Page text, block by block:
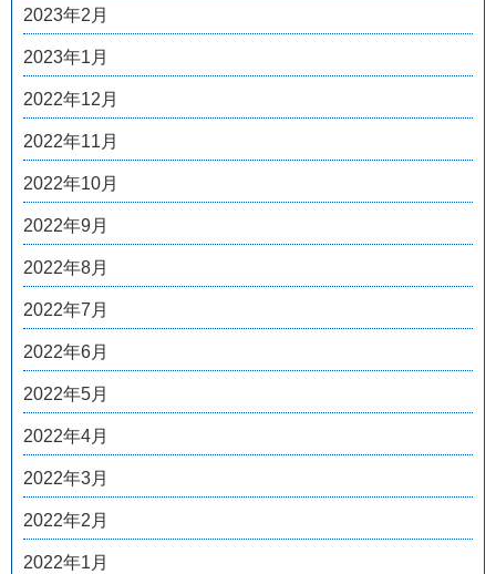
2023年2月
2023年1月
2022年12月
2022年11月
2022年10月
2022年9月
2022年8月
2022年7月
2022年6月
2022年5月
2022年4月
2022年3月
2022年2月
2022年1月